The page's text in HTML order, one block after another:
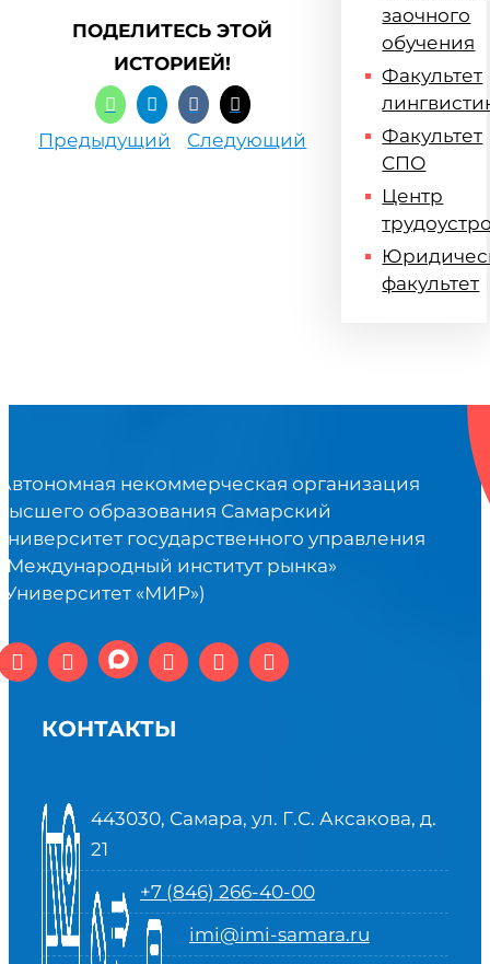
ПОДЕЛИТЕСЬ ЭТОЙ
ИСТОРИЕЙ!
Предыдущий Следующий
заочного
обучения
Факультет
Факультет
СПО
Центр
факультет
некоммерческая организация
образования Самарский
государственного управления
институт рынка»
«МИР»)
КОНТАКТЫ
443030, Самара, ул. Г.С. Аксакова, д.
21
+7 (846) 266-40-00
imi@imi-samara.ru